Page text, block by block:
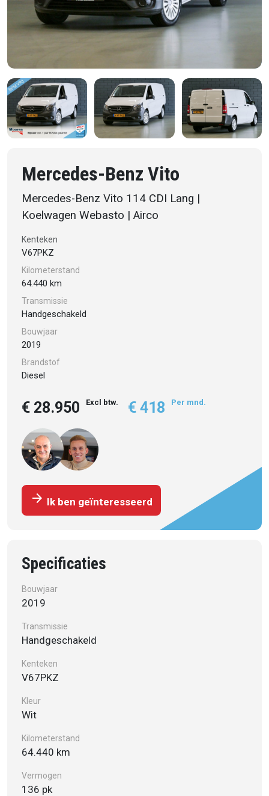
Mercedes-Benz Vito
Mercedes-Benz Vito 114 CDI Lang |
Koelwagen Webasto | Airco
Kenteken
V67PKZ
Kilometerstand
64.440 km
Transmissie
Handgeschakeld
Bouwjaar
2019
Brandstof
Diesel
€ 28.950 Excl btw. € 418 Per mnd.
arrow_forward Ik ben geïnteresseerd
Specificaties
Bouwjaar
2019
Transmissie
Handgeschakeld
Kenteken
V67PKZ
Kleur
Wit
Kilometerstand
64.440 km
Vermogen
136 pk